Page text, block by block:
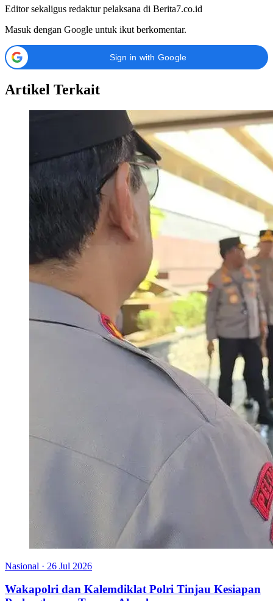
Editor sekaligus redaktur pelaksana di Berita7.co.id
Masuk dengan Google untuk ikut berkomentar.
Sign in with Google
Artikel Terkait
Nasional · 26 Jul 2026
Wakapolri dan Kalemdiklat Polri Tinjau Kesiapan